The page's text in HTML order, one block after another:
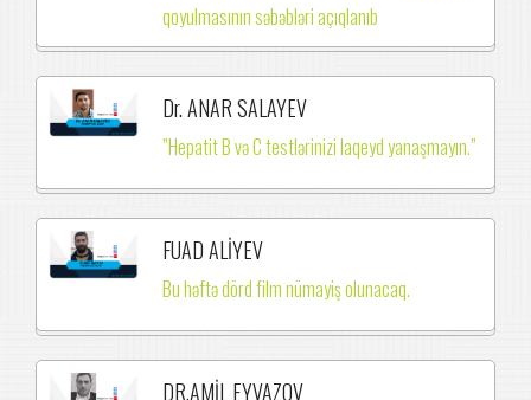
qoyulmasının səbəbləri açıqlanıb
Dr. ANAR SALAYEV
”Hepatit B və C testlərinizi laqeyd yanaşmayın.”
FUAD ALİYEV
Bu həftə dörd film nümayiş olunacaq.
DR.AMİL EYVAZOV